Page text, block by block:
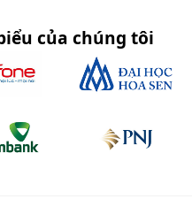
của chúng tôi